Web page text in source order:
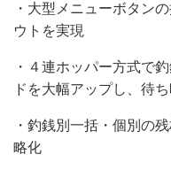
・大型メニューボタン
ウトを実現
・４連ホッパー方式で
ドを大幅アップし、待
・釣銭別一括・個別の
略化